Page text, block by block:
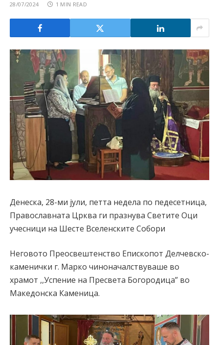
28/07/2024 1 MIN READ
Денеска, 28-ми јули, петтa недела по педесетница,
Православната Црква ги празнува Светите Оци
учесници на Шесте Вселенските Собори
Неговото Преосвештенство Епископот Делчевско-
каменички г. Марко чиноначалствуваше во
храмот ,,Успение на Пресвета Богородица” во
Македонска Каменица.